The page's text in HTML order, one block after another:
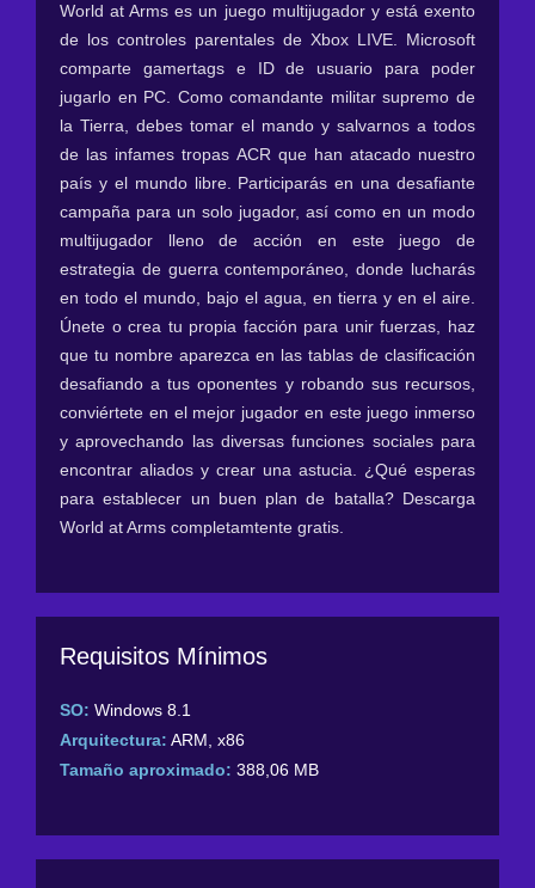
World at Arms es un juego multijugador y está exento
de los controles parentales de Xbox LIVE. Microsoft
comparte gamertags e ID de usuario para poder
jugarlo en PC. Como comandante militar supremo de
la Tierra, debes tomar el mando y salvarnos a todos
de las infames tropas ACR que han atacado nuestro
país y el mundo libre. Participarás en una desafiante
campaña para un solo jugador, así como en un modo
multijugador lleno de acción en este juego de
estrategia de guerra contemporáneo, donde lucharás
en todo el mundo, bajo el agua, en tierra y en el aire.
Únete o crea tu propia facción para unir fuerzas, haz
que tu nombre aparezca en las tablas de clasificación
desafiando a tus oponentes y robando sus recursos,
conviértete en el mejor jugador en este juego inmerso
y aprovechando las diversas funciones sociales para
encontrar aliados y crear una astucia. ¿Qué esperas
para establecer un buen plan de batalla? Descarga
World at Arms completamtente gratis.
Requisitos Mínimos
SO: Windows 8.1
Arquitectura: ARM, x86
Tamaño aproximado: 388,06 MB